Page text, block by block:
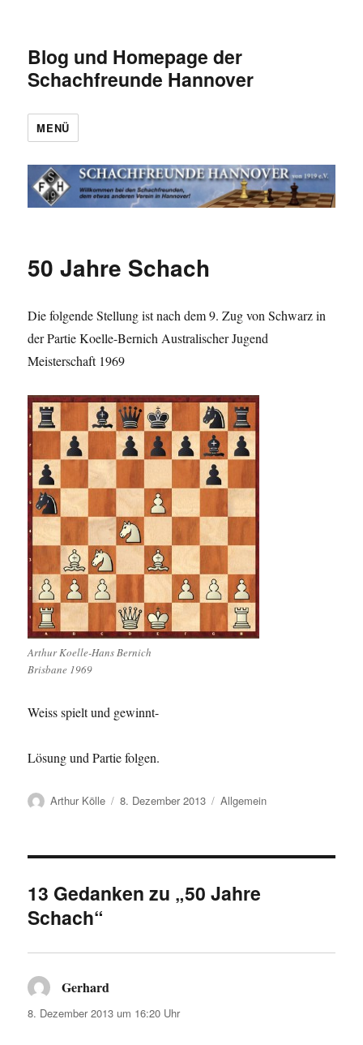
Blog und Homepage der
Schachfreunde Hannover
MENÜ
50 Jahre Schach
Die folgende Stellung ist nach dem 9. Zug von Schwarz in
der Partie Koelle-Bernich Australischer Jugend
Meisterschaft 1969
Arthur Koelle-Hans Bernich
Brisbane 1969
Weiss spielt und gewinnt-
Lösung und Partie folgen.
Autor
Arthur Kölle
Veröffentlicht
8. Dezember 2013 Kategorien
Allgemein
13 Gedanken zu „50 Jahre
Schach“
Gerhard
8. Dezember 2013 um 16:20 Uhr